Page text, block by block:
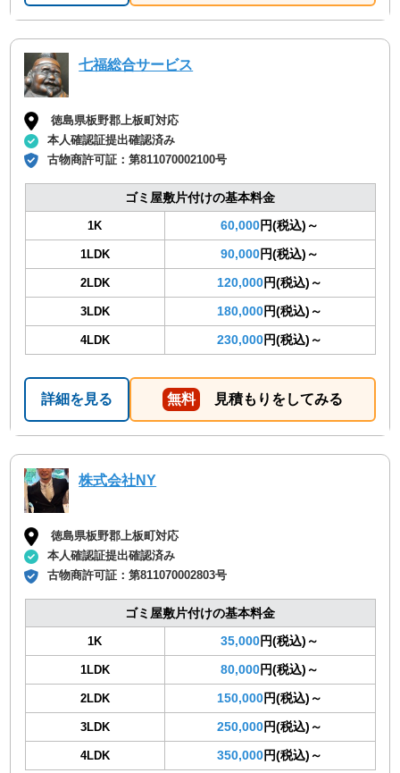
七福総合サービス
徳島県板野郡上板町対応
本人確認証提出確認済み
古物商許可証：第811070002100号
ゴミ屋敷片付けの基本料金
1K 60,000円(税込)～
1LDK 90,000円(税込)～
2LDK 120,000円(税込)～
3LDK 180,000円(税込)～
4LDK 230,000円(税込)～
詳細を見る 無料 見積もりをしてみる
株式会社NY
徳島県板野郡上板町対応
本人確認証提出確認済み
古物商許可証：第811070002803号
ゴミ屋敷片付けの基本料金
1K 35,000円(税込)～
1LDK 80,000円(税込)～
2LDK 150,000円(税込)～
3LDK 250,000円(税込)～
4LDK 350,000円(税込)～